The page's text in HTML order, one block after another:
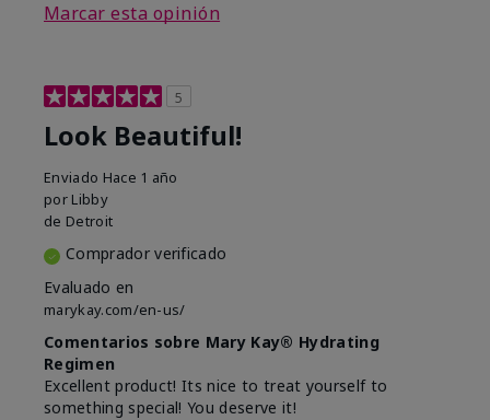
Marcar esta opinión
5
Look Beautiful!
Enviado Hace 1 año
por Libby
de Detroit
Comprador verificado
Evaluado en
marykay.com/en-us/
Comentarios sobre Mary Kay® Hydrating
Regimen
Excellent product! Its nice to treat yourself to
something special! You deserve it!